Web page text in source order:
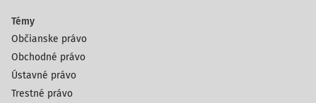
Témy
Občianske právo
Obchodné právo
Ústavné právo
Trestné právo